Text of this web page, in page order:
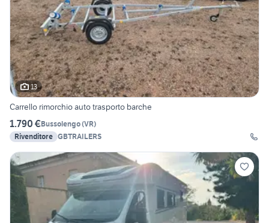
13
Carrello rimorchio auto trasporto barche
1.790 €Bussolengo(VR)
Rivenditore GBTRAILERS